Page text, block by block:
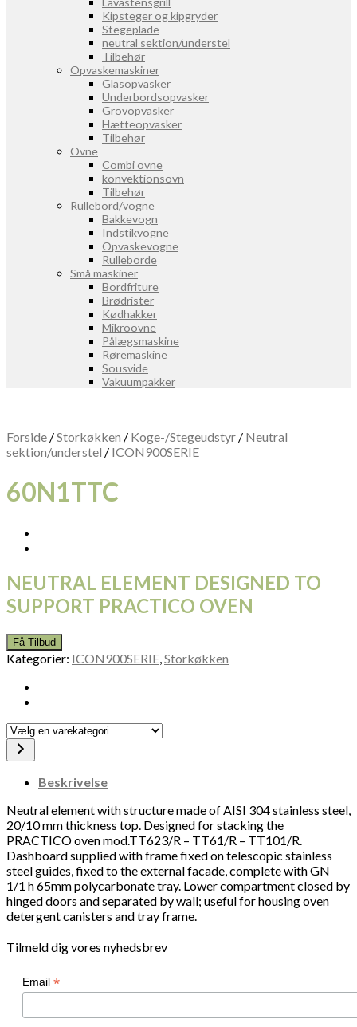
Kipsteger og kipgryder
Stegeplade
neutral sektion/understel
Tilbehør
Opvaskemaskiner
Glasopvasker
Underbordsopvasker
Grovopvasker
Hætteopvasker
Tilbehør
Ovne
Combi ovne
konvektionsovn
Tilbehør
Rullebord/vogne
Bakkevogn
Indstikvogne
Opvaskevogne
Rulleborde
Små maskiner
Bordfriture
Brødrister
Kødhakker
Mikroovne
Pålægsmaskine
Røremaskine
Sousvide
Vakuumpakker
Forside /Storkøkken / Koge-/Stegeudstyr / Neutral
sektion/understel / ICON900SERIE
60N1TTC
NEUTRAL ELEMENT DESIGNED TO
SUPPORT PRACTICO OVEN
Få Tilbud
Kategorier: ICON900SERIE Storkøkken
Vælg
en
varekategori
Beskrivelse
Neutral element with structure made of AISI 304 stainless steel,
20/10 mm thickness top. Designed for stacking the
PRACTICO oven mod.TT623/R – TT61/R – TT101/R.
Dashboard supplied with frame fixed on telescopic stainless
steel guides, fixed to the external facade, complete with GN
1/1 h 65mm polycarbonate tray. Lower compartment closed by
hinged doors and separated by wall; useful for housing oven
detergent canisters and tray frame.
Tilmeld dig vores nyhedsbrev
Email *